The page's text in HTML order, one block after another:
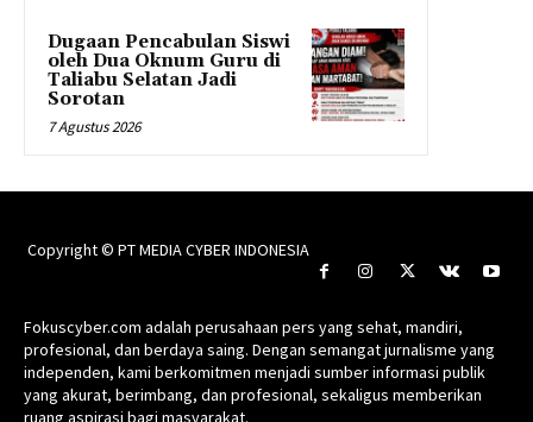
Dugaan Pencabulan Siswi
oleh Dua Oknum Guru di
Taliabu Selatan Jadi
Sorotan
7 Agustus 2026
Copyright © PT MEDIA CYBER INDONESIA
Fokuscyber.com adalah perusahaan pers yang sehat, mandiri,
profesional, dan berdaya saing. Dengan semangat jurnalisme yang
independen, kami berkomitmen menjadi sumber informasi publik
yang akurat, berimbang, dan profesional, sekaligus memberikan
ruang aspirasi bagi masyarakat.